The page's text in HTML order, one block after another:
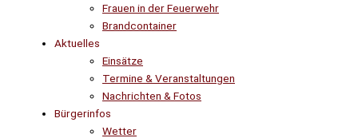
Frauen in der Feuerwehr
Brandcontainer
Aktuelles
Einsätze
Termine & Veranstaltungen
Nachrichten & Fotos
Bürgerinfos
Wetter